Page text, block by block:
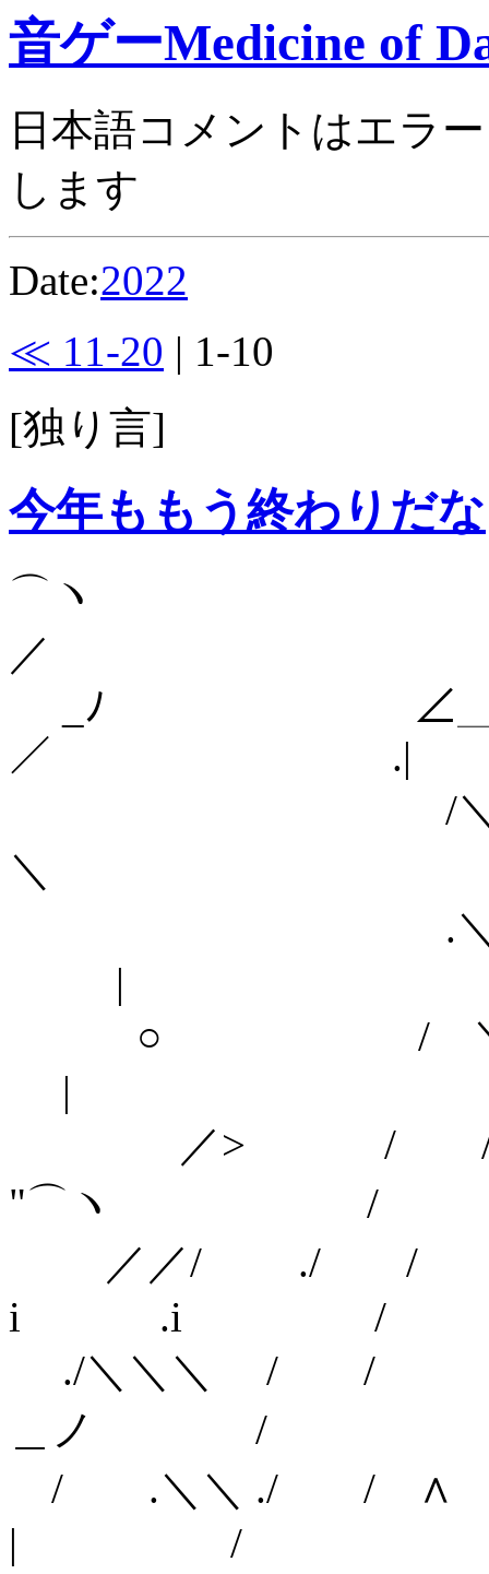
音ゲーMedicine of
日本語コメントはエラ
します
Date:2022
≪ 11-20 | 1-10
[独り言]
今年ももう終わりだな
⌒ヽ
／
_ﾉ ∠＿__＿＿
／ .|
/
＼
.＼
|
○ /
|
／> / /
"⌒ヽ /
／／/ ./
i .i /
./＼＼＼ /
＿ノ /
/ .＼＼ ./
| /